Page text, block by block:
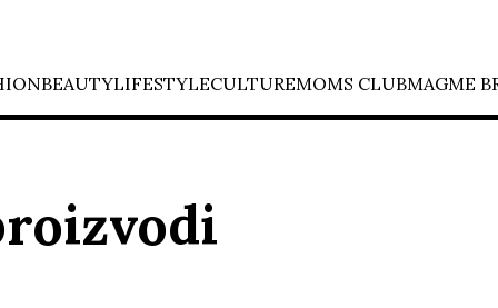
BEAUTYLIFESTYLECULTUREMOMS CLUBMAGME